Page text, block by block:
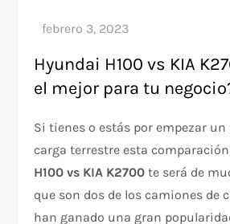
Hyundai H100 vs KIA
el mejor para tu
Si tienes o estás por empezar un
carga terrestre esta
H100 vs KIA K2700te será de
que son dos de los camiones de
han ganado una gran